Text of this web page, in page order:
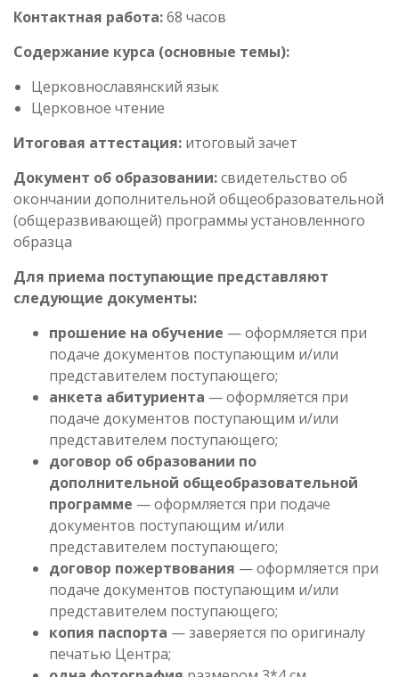
Контактная работа:68 часов
Содержание курса (основные темы):
Церковнославянский язык
Церковное чтение
Итоговая аттестация: итоговый зачет
Документ об образовании:свидетельство об
окончании дополнительной общеобразовательной
(общеразвивающей) программы установленного
образца
Для приема поступающие представляют
следующие документы:
прошение на обучение — оформляется при
подаче документов поступающим и/или
представителем поступающего;
анкета абитуриента — оформляется при
подаче документов поступающим и/или
представителем поступающего;
договор об образовании по
дополнительной общеобразовательной
программе — оформляется при подаче
документов поступающим и/или
представителем поступающего;
договор пожертвования — оформляется при
подаче документов поступающим и/или
представителем поступающего;
копия паспорта — заверяется по оригиналу
печатью Центра;